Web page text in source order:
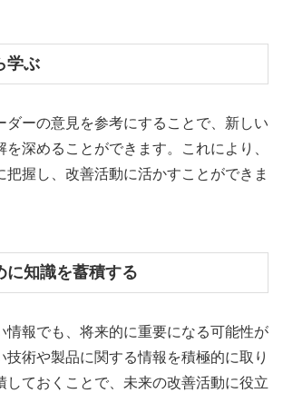
学ぶ
ダーの意見を参考にすることで、新しい
深めることができます。これにより、
把握し、改善活動に活かすことができま
に知識を蓄積する
情報でも、将来的に重要になる可能性が
技術や製品に関する情報を積極的に取り
しておくことで、未来の改善活動に役立